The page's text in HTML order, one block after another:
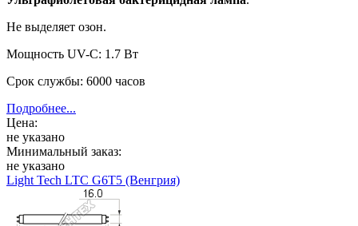
Не выделяет озон.
Мощность UV-C: 1.7 Вт
Срок службы: 6000 часов
Подробнее...
Цена:
не указано
Минимальный заказ:
не указано
Light Tech LTC G6T5 (Венгрия)